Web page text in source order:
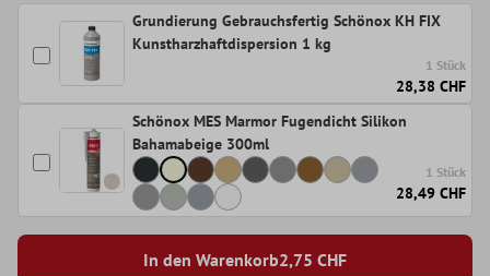
Grundierung Gebrauchsfertig Schönox KH FIX
Kunstharzhaftdispersion 1 kg
1 Stück
28,38 CHF
Schönox MES Marmor Fugendicht Silikon
Bahamabeige 300ml
1 Stück
28,49 CHF
In den Warenkorb2,75 CHF